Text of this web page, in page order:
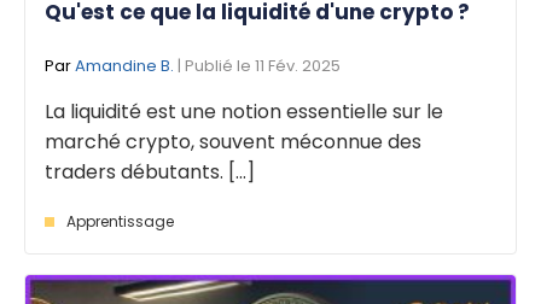
Qu'est ce que la liquidité d'une crypto ?
ParAmandine B. | Publié le 11 Fév. 2025
La liquidité est une notion essentielle sur le
marché crypto, souvent méconnue des
traders débutants. [...]
Apprentissage